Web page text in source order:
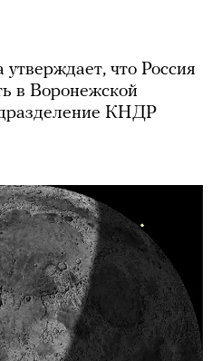
утверждает, что Россия
в Воронежской
КНДР